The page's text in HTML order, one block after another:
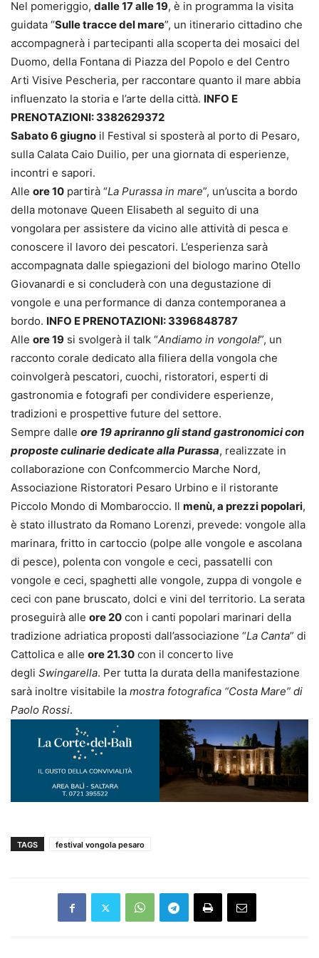
Nel pomeriggio, dalle 17 alle 19, è in programma la visita
guidata “Sulle tracce del mare”, un itinerario cittadino che
accompagnerà i partecipanti alla scoperta dei mosaici del
Duomo, della Fontana di Piazza del Popolo e del Centro
Arti Visive Pescheria, per raccontare quanto il mare abbia
influenzato la storia e l’arte della città. INFO E
PRENOTAZIONI: 3382629372
Sabato 6 giugno il Festival si sposterà al porto di Pesaro,
sulla Calata Caio Duilio, per una giornata di esperienze,
incontri e sapori.
Alle ore 10 partirà “La Purassa in mare”, un’uscita a bordo
della motonave Queen Elisabeth al seguito di una
vongolara per assistere da vicino alle attività di pesca e
conoscere il lavoro dei pescatori. L’esperienza sarà
accompagnata dalle spiegazioni del biologo marino Otello
Giovanardi e si concluderà con una degustazione di
vongole e una performance di danza contemporanea a
bordo. INFO E PRENOTAZIONI: 3396848787
Alle ore 19 si svolgerà il talk “Andiamo in vongola!”, un
racconto corale dedicato alla filiera della vongola che
coinvolgerà pescatori, cuochi, ristoratori, esperti di
gastronomia e fotografi per condividere esperienze,
tradizioni e prospettive future del settore.
Sempre dalle ore 19 apriranno gli stand gastronomici con
proposte culinarie dedicate alla Purassa, realizzate in
collaborazione con Confcommercio Marche Nord,
Associazione Ristoratori Pesaro Urbino e il ristorante
Piccolo Mondo di Mombaroccio. Il menù, a prezzi popolari,
è stato illustrato da Romano Lorenzi, prevede: vongole alla
marinara, fritto in cartoccio (polpe alle vongole e ascolana
di pesce), polenta con vongole e ceci, passatelli con
vongole e ceci, spaghetti alle vongole, zuppa di vongole e
ceci con pane bruscato, dolci e vini del territorio. La serata
proseguirà alle ore 20 con i canti popolari marinari della
tradizione adriatica proposti dall’associazione “La Canta” di
Cattolica e alle ore 21.30 con il concerto live
degli Swingarella. Per tutta la durata della manifestazione
sarà inoltre visitabile la mostra fotografica “Costa Mare” di
Paolo Rossi.
TAGS festival vongola pesaro